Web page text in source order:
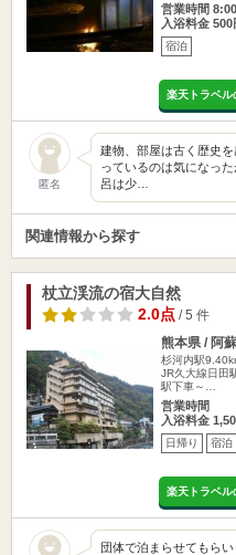
営業時間
入浴料金 500
宿泊
楽天トラベル
匿名
建物、部屋は古く歴史
っているのは気になっ
呂は少…
関連情報から探す
杖立渓流の宿大自然
2.0点/ 5 件
熊本県 / 阿
杉河内駅
JR久大線日田
駅下車～…
営業時間
入浴料金
日帰り 宿泊
楽天トラベル
団体で泊まらせてもら